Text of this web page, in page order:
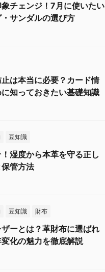
チェンジ！7月に使いたい
サンダルの選び方
は本当に必要？カード情
知っておきたい基礎知識
豆知識
湿度から本革を守る正し
管方法
豆知識 財布
ーとは？革財布に選ばれ
化の魅力を徹底解説